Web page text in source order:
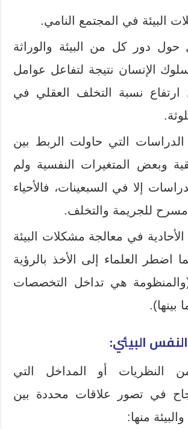
البيئة في المجتمع النامي.
حول دور كل من البيئة والوراثة
الإنسان نتيجة لتفاعل عوامل
ارتفاع نسبة التخلف العقلي في
التي حاولت الربط بين
وبعض المتغيرات النفسية ولم
إلا في السبعينات، فالأحياء
مسرح للجريمة والتخلف.
في معالجة مشكلات البيئة
اضطر العلماء إلى الأخذ بالرؤية
(والمنظومة هي تداخل التخصصات
بينها).
البيئي:
النظريات أو المداخل التي
في تصور علاقات محددة بين
منها: